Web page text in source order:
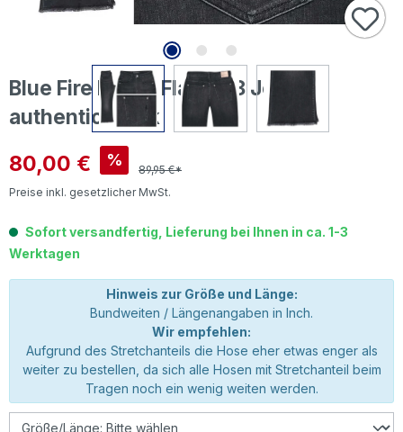
Blue Fire Emma Flare 7/8 Jeans
authentic black
Verkaufspreis:
80,00 € %
89,95 €*
Preise inkl. gesetzlicher MwSt.
Sofort versandfertig, Lieferung bei Ihnen in ca. 1-3
Werktagen
Hinweis zur Größe und Länge:
Bundweiten / Längenangaben in Inch.
Wir empfehlen:
Aufgrund des Stretchanteils die Hose eher etwas enger als
weiter zu bestellen, da sich alle Hosen mit Stretchanteil beim
Tragen noch ein wenig weiten werden.